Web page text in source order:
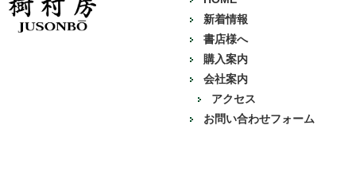
新着情報
書店様へ
購入案内
会社案内
アクセス
お問い合わせフォーム